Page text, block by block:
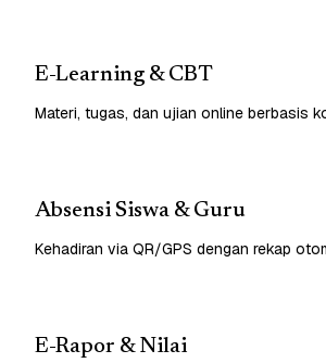
E-Learning & CBT
Materi, tugas, dan ujian online berbasis
Absensi Siswa & Guru
Kehadiran via QR/GPS dengan rekap
E-Rapor & Nilai